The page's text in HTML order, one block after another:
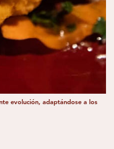
evolución, adaptándose a los